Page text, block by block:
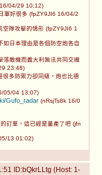
04/29 10:12)
軍好很多 (fpZY9JI6 16/04/2
空隊攻擊的情形 (fpZY9JI6 1
如日本理由是各個防空炮各自
落敵機而義大利無法共同交織
23:48)
很多防禦力卻同級，炮也比德
05/04 13:07)
Gufo_radar (nRsjTs8k 16/0
訂單，這已經是量產了吧 (jfn
13 01:02)
ID:bQkrLLtg (Host: 1-